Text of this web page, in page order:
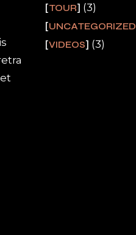
TOUR (3)
UNCATEGORIZED
VIDEOS (3)